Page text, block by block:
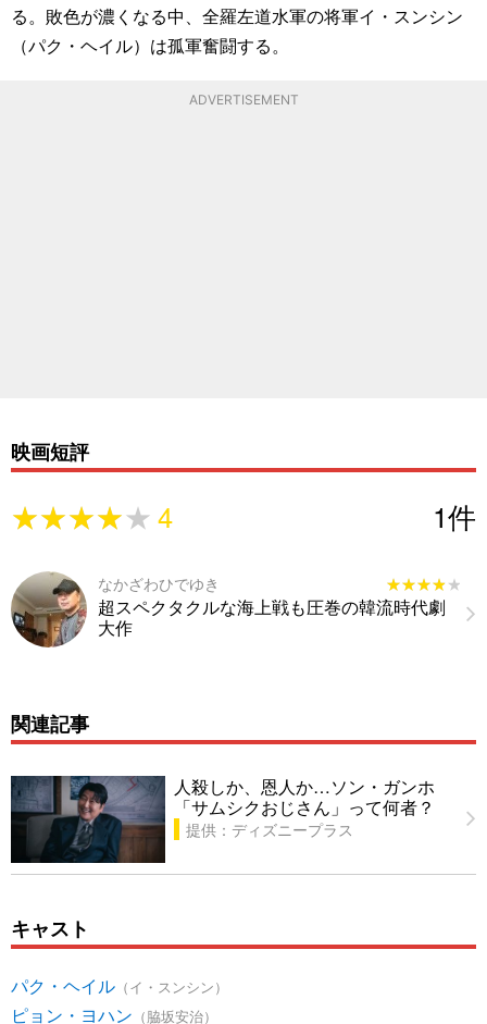
る。敗色が濃くなる中、全羅左道水軍の将軍イ・スンシン
（パク・ヘイル）は孤軍奮闘する。
ADVERTISEMENT
映画短評
★★★★★
★★★★★4 1件
なかざわひでゆき ★★★★★
★★★★★
超スペクタクルな海上戦も圧巻の韓流時代劇
大作
関連記事
人殺しか、恩人か…ソン・ガンホ
「サムシクおじさん」って何者？
提供：ディズニープラス
キャスト
パク・ヘイル （イ・スンシン）
ピョン・ヨハン （脇坂安治）